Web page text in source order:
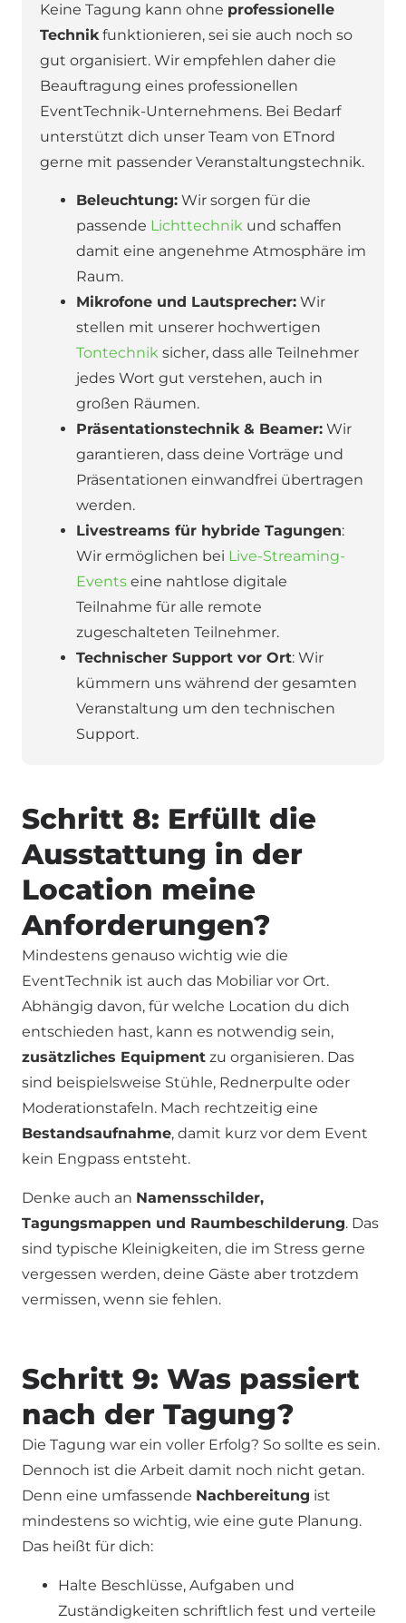
Keine Tagung kann ohne professionelle
Technikfunktionieren, sei sie auch noch so
gut organisiert. Wir empfehlen daher die
Beauftragung eines professionellen
EventTechnik-Unternehmens. Bei Bedarf
unterstützt dich unser Team von ETnord
gerne mit passender Veranstaltungstechnik.
Beleuchtung: Wir sorgen für die
passende Lichttechnik und schaffen
damit eine angenehme Atmosphäre im
Raum.
Mikrofone und Lautsprecher: Wir
stellen mit unserer hochwertigen
Tontechnik sicher, dass alle Teilnehmer
jedes Wort gut verstehen, auch in
großen Räumen.
Präsentationstechnik & Beamer: Wir
garantieren, dass deine Vorträge und
Präsentationen einwandfrei übertragen
werden.
Livestreams für hybride Tagungen:
Wir ermöglichen bei Live-Streaming-
Events eine nahtlose digitale
Teilnahme für alle remote
zugeschalteten Teilnehmer.
Technischer Support vor Ort: Wir
kümmern uns während der gesamten
Veranstaltung um den technischen
Support.
Schritt 8: Erfüllt die
Ausstattung in der
Location meine
Anforderungen?
Mindestens genauso wichtig wie die
EventTechnik ist auch das Mobiliar vor Ort.
Abhängig davon, für welche Location du dich
entschieden hast, kann es notwendig sein,
zusätzliches Equipment zu organisieren. Das
sind beispielsweise Stühle, Rednerpulte oder
Moderationstafeln. Mach rechtzeitig eine
Bestandsaufnahme, damit kurz vor dem Event
kein Engpass entsteht.
Denke auch an Namensschilder,
Tagungsmappen und Raumbeschilderung. Das
sind typische Kleinigkeiten, die im Stress gerne
vergessen werden, deine Gäste aber trotzdem
vermissen, wenn sie fehlen.
Schritt 9: Was passiert
nach der Tagung?
Die Tagung war ein voller Erfolg? So sollte es sein.
Dennoch ist die Arbeit damit noch nicht getan.
Denn eine umfassende Nachbereitung ist
mindestens so wichtig, wie eine gute Planung.
Das heißt für dich:
Halte Beschlüsse, Aufgaben und
Zuständigkeiten schriftlich fest und verteile